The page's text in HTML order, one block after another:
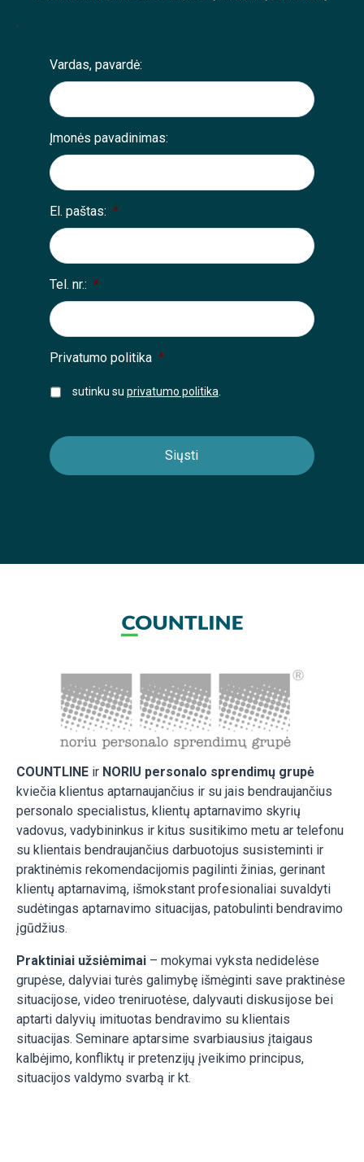
;
Vardas, pavardė:
Įmonės pavadinimas:
El. paštas: *
Tel. nr.: *
Privatumo politika *
sutinku su privatumo politika
COUNTLINE ir NORIU personalo sprendimų grupė
kviečia klientus aptarnaujančius ir su jais bendraujančius
personalo specialistus, klientų aptarnavimo skyrių
vadovus, vadybininkus ir kitus susitikimo metu ar telefonu
su klientais bendraujančius darbuotojus susisteminti ir
praktinėmis rekomendacijomis pagilinti žinias, gerinant
klientų aptarnavimą, išmokstant profesionaliai suvaldyti
sudėtingas aptarnavimo situacijas, patobulinti bendravimo
įgūdžius.
Praktiniai užsiėmimai – mokymai vyksta nedidelėse
grupėse, dalyviai turės galimybę išmėginti save praktinėse
situacijose, video treniruotėse, dalyvauti diskusijose bei
aptarti dalyvių imituotas bendravimo su klientais
situacijas. Seminare aptarsime svarbiausius įtaigaus
kalbėjimo, konfliktų ir pretenzijų įveikimo principus,
situacijos valdymo svarbą ir kt.